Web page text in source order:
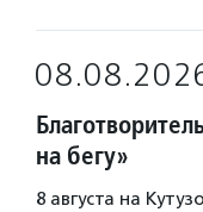
на бегу»
8 августа на